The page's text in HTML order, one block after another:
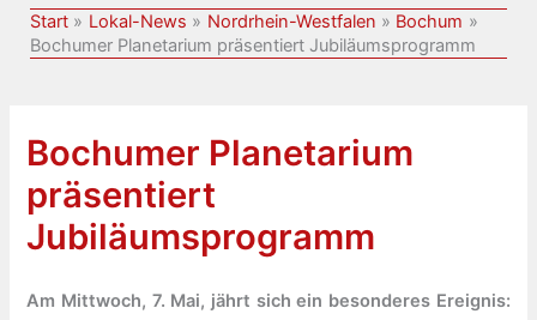
Start Lokal-News Nordrhein-Westfalen
Bochum
Bochumer Planetarium präsentiert Jubiläumsprogramm
Bochumer Planetarium
präsentiert
Jubiläumsprogramm
Am Mittwoch, 7. Mai, jährt sich ein besonderes Ereignis: